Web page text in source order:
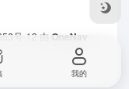
号-12 由 OneNav
我的